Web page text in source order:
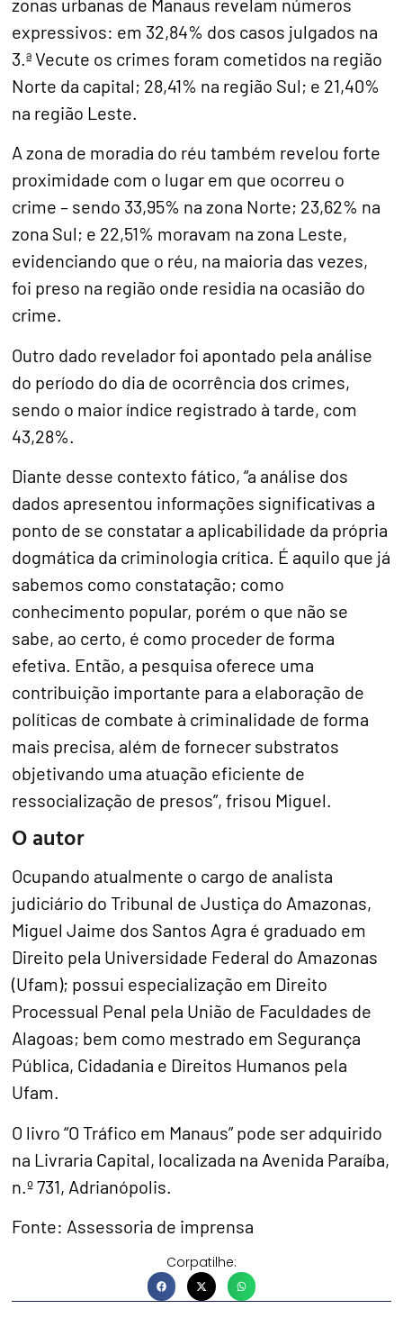
expressivos: em 32,84% dos casos julgados na
3.ª Vecute os crimes foram cometidos na região
Norte da capital; 28,41% na região Sul; e 21,40%
na região Leste.
A zona de moradia do réu também revelou forte
proximidade com o lugar em que ocorreu o
crime – sendo 33,95% na zona Norte; 23,62% na
zona Sul; e 22,51% moravam na zona Leste,
evidenciando que o réu, na maioria das vezes,
foi preso na região onde residia na ocasião do
crime.
Outro dado revelador foi apontado pela análise
do período do dia de ocorrência dos crimes,
sendo o maior índice registrado à tarde, com
43,28%.
Diante desse contexto fático, “a análise dos
dados apresentou informações significativas a
ponto de se constatar a aplicabilidade da própria
dogmática da criminologia crítica. É aquilo que já
sabemos como constatação; como
conhecimento popular, porém o que não se
sabe, ao certo, é como proceder de forma
efetiva. Então, a pesquisa oferece uma
contribuição importante para a elaboração de
políticas de combate à criminalidade de forma
mais precisa, além de fornecer substratos
objetivando uma atuação eficiente de
ressocialização de presos”, frisou Miguel.
O autor
Ocupando atualmente o cargo de analista
judiciário do Tribunal de Justiça do Amazonas,
Miguel Jaime dos Santos Agra é graduado em
Direito pela Universidade Federal do Amazonas
(Ufam); possui especialização em Direito
Processual Penal pela União de Faculdades de
Alagoas; bem como mestrado em Segurança
Pública, Cidadania e Direitos Humanos pela
Ufam.
O livro “O Tráfico em Manaus” pode ser adquirido
na Livraria Capital, localizada na Avenida Paraíba,
n.º 731, Adrianópolis.
Fonte: Assessoria de imprensa
Corpatilhe: